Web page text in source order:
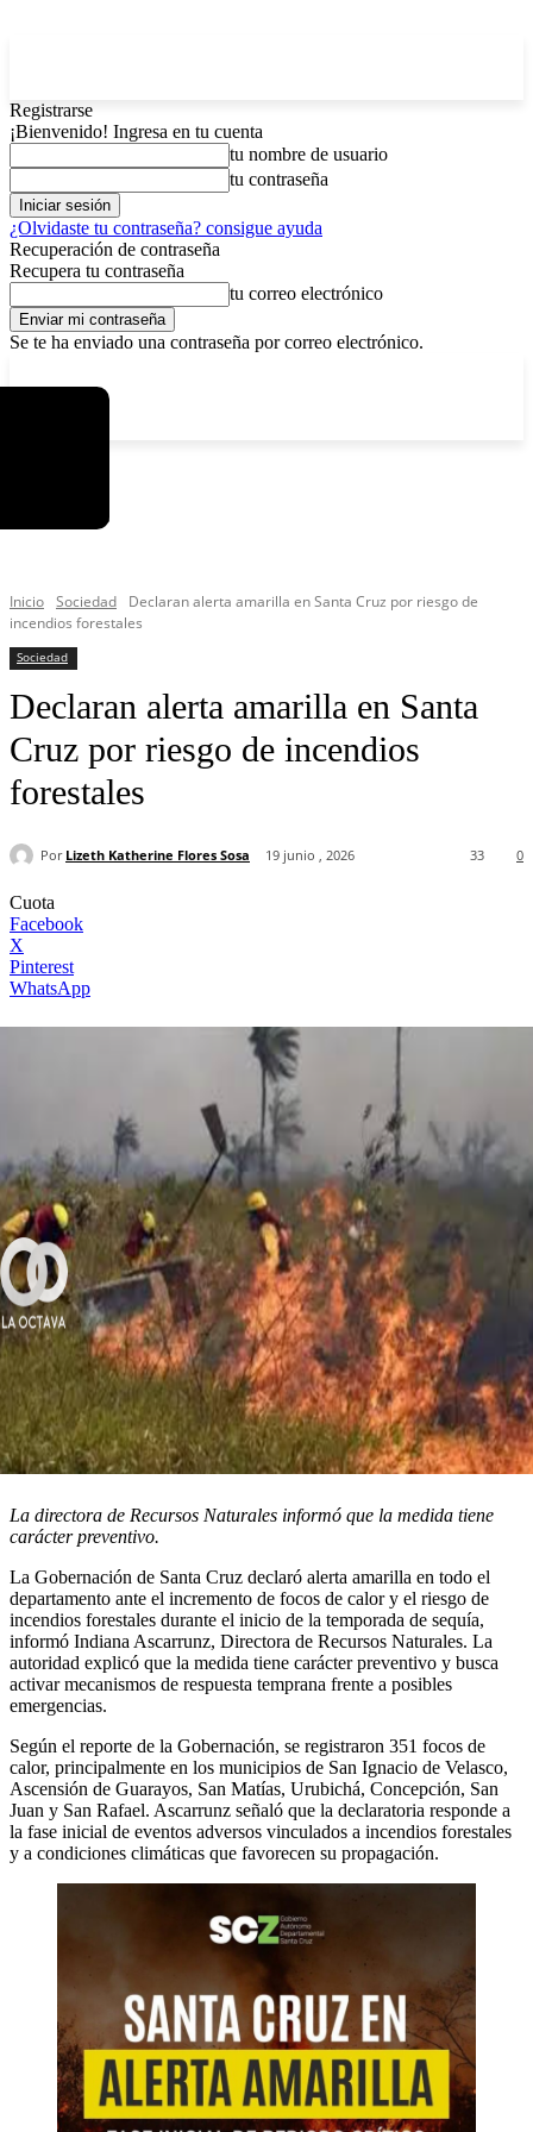
Registrarse
¡Bienvenido! Ingresa en tu cuenta
tu nombre de usuario
tu contraseña
¿Olvidaste tu contraseña? consigue ayuda
Recuperación de contraseña
Recupera tu contraseña
tu correo electrónico
Se te ha enviado una contraseña por correo electrónico.
Inicio Sociedad
Declaran alerta amarilla en Santa Cruz por riesgo de
incendios forestales
Sociedad
Declaran alerta amarilla en Santa
Cruz por riesgo de incendios
forestales
Por Lizeth Katherine Flores Sosa 19 junio , 2026 0
33
Cuota
Facebook
X
Pinterest
WhatsApp
La directora de Recursos Naturales informó que la medida tiene
carácter preventivo.
La Gobernación de Santa Cruz declaró alerta amarilla en todo el
departamento ante el incremento de focos de calor y el riesgo de
incendios forestales durante el inicio de la temporada de sequía,
informó Indiana Ascarrunz, Directora de Recursos Naturales. La
autoridad explicó que la medida tiene carácter preventivo y busca
activar mecanismos de respuesta temprana frente a posibles
emergencias.
Según el reporte de la Gobernación, se registraron 351 focos de
calor, principalmente en los municipios de San Ignacio de Velasco,
Ascensión de Guarayos, San Matías, Urubichá, Concepción, San
Juan y San Rafael. Ascarrunz señaló que la declaratoria responde a
la fase inicial de eventos adversos vinculados a incendios forestales
y a condiciones climáticas que favorecen su propagación.